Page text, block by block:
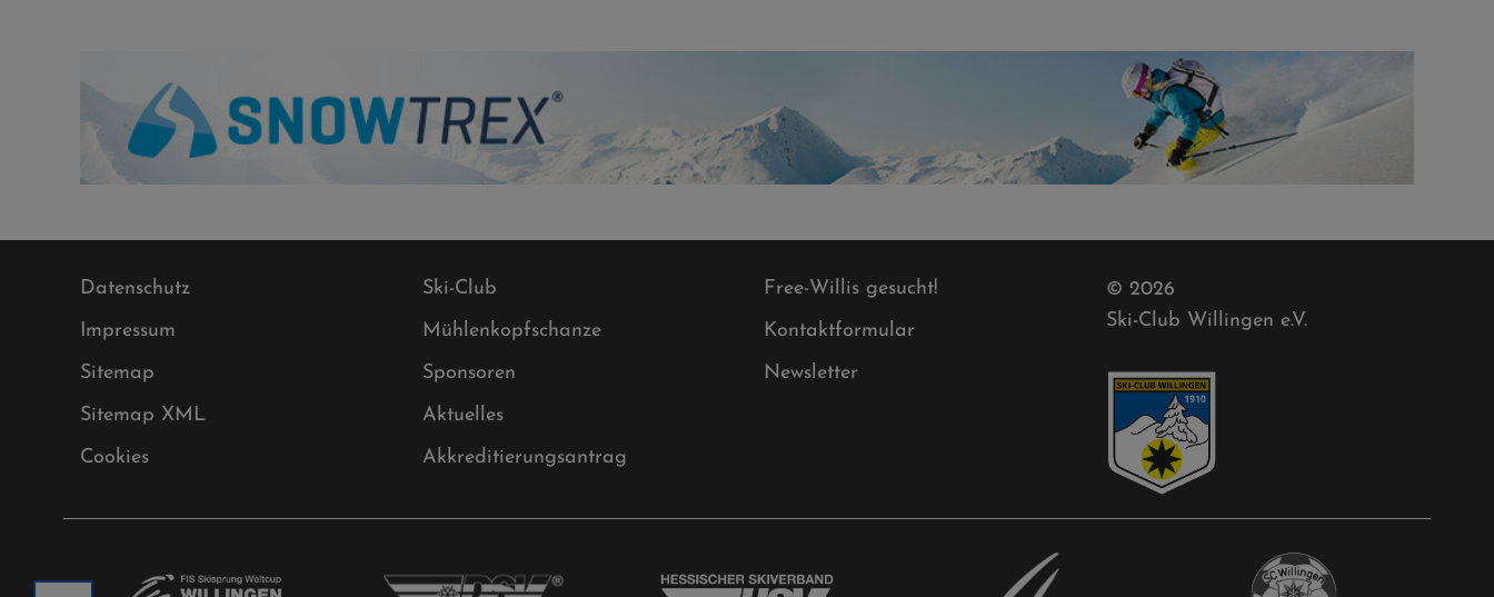
Datenschutz
Impressum
Sitemap
Sitemap XML
Cookies
Ski-Club
Mühlenkopfschanze
Sponsoren
Aktuelles
Akkreditierungsantrag
Free-Willis gesucht!
Kontaktformular
Newsletter
© 2026
Ski-Club Willingen e.V.